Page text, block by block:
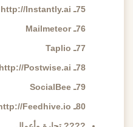
75ـ http://Instantly.ai
76ـ Mailmeteor
77ـ Taplio
78ـ http://Postwise.ai
79ـ SocialBee
80ـ http://Feedhive.io